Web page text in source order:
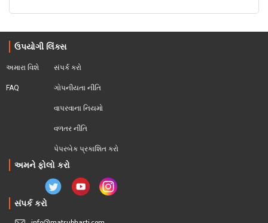
ઉપયોગી લિંક્સ
અમારા વિશે
FAQ
સંપર્ક કરો
ગોપનીયતા નીતિ
વાપરવાના નિયમો
વળતર નીતિ
પેપરબેક પ્રકાશિત કરો
અમને ફોલો કરો
સંપર્ક કરો